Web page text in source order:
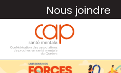
Nous joindre